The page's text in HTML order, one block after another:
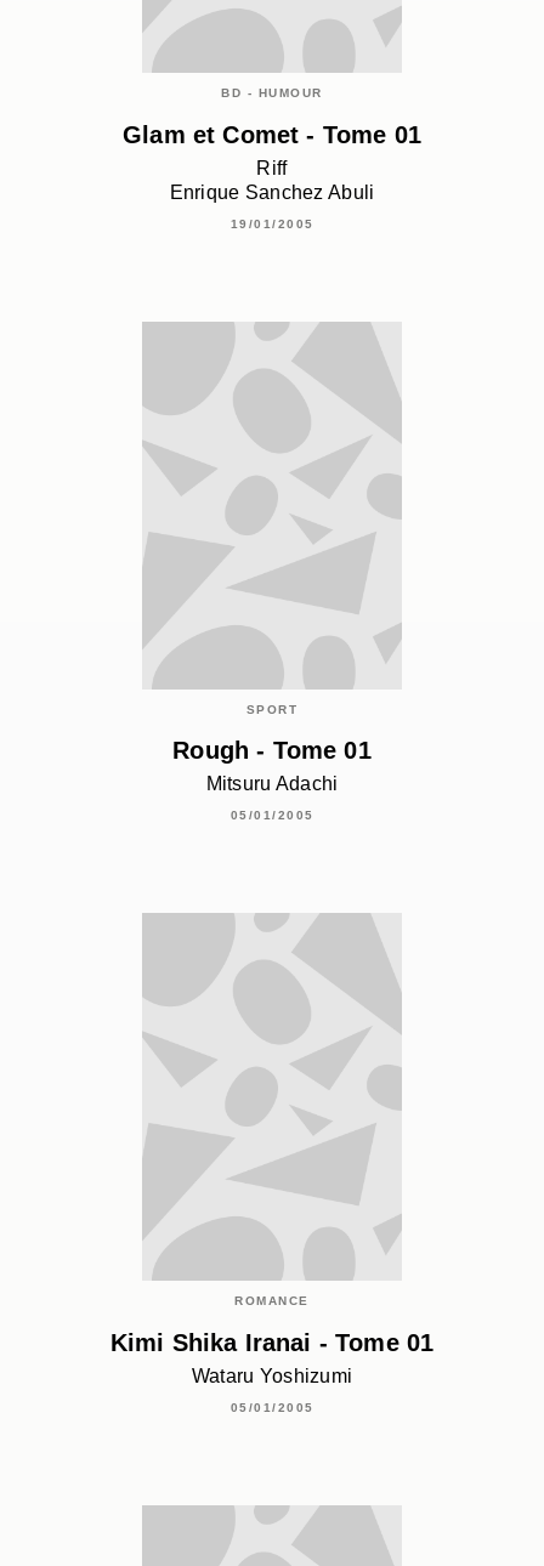
BD - HUMOUR
Glam et Comet - Tome 01
Riff
Enrique Sanchez Abuli
19/01/2005
SPORT
Rough - Tome 01
Mitsuru Adachi
05/01/2005
ROMANCE
Kimi Shika Iranai - Tome 01
Wataru Yoshizumi
05/01/2005